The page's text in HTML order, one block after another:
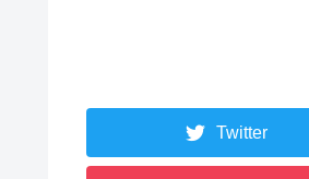
Twitter